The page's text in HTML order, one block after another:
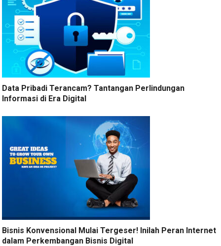
Data Pribadi Terancam? Tantangan Perlindungan
Informasi di Era Digital
Bisnis Konvensional Mulai Tergeser! Inilah Peran Internet
dalam Perkembangan Bisnis Digital